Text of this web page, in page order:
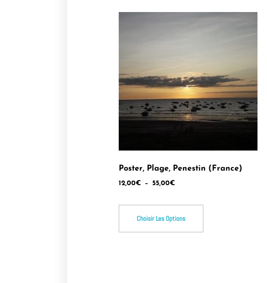
Poster, Plage, Penestin (France)
12,00€ – 55,00€
Choisir Les Options